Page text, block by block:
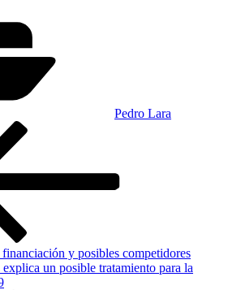
Pedro Lara
y posibles competidores
un posible tratamiento para la